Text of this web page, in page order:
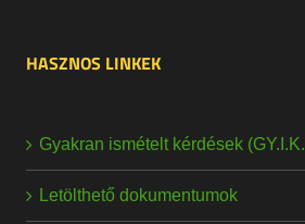
HASZNOS LINKEK
Gyakran ismételt kérdések
Letölthető dokumentumok